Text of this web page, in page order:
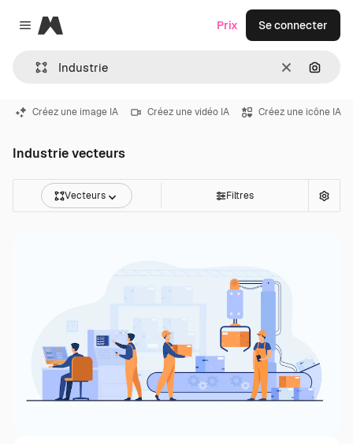
Close menu
Magnific
Effacer
Prix Se connecter
Créez une image IA Créez une vidéo IA Créez une icône IA
Industrie vecteurs
Vecteurs Filtres